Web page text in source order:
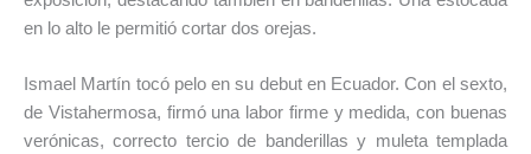
en lo alto le permitió cortar dos orejas.
Ismael Martín tocó pelo en su debut en Ecuador. Con el sexto,
de Vistahermosa, firmó una labor firme y medida, con buenas
verónicas, correcto tercio de banderillas y muleta templada